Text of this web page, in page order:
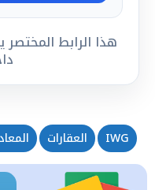
هذا الرابط
IWG العقارات